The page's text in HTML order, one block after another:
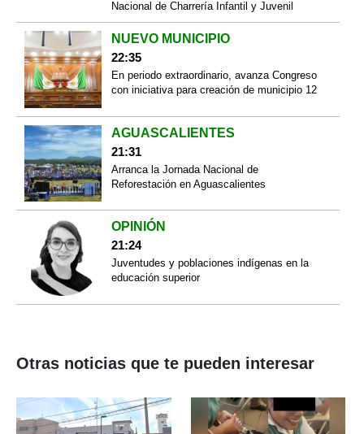
Nacional de Charrería Infantil y Juvenil
NUEVO MUNICIPIO
22:35
En periodo extraordinario, avanza Congreso
con iniciativa para creación de municipio 12
AGUASCALIENTES
21:31
Arranca la Jornada Nacional de
Reforestación en Aguascalientes
OPINIÓN
21:24
Juventudes y poblaciones indígenas en la
educación superior
Otras noticias que te pueden interesar